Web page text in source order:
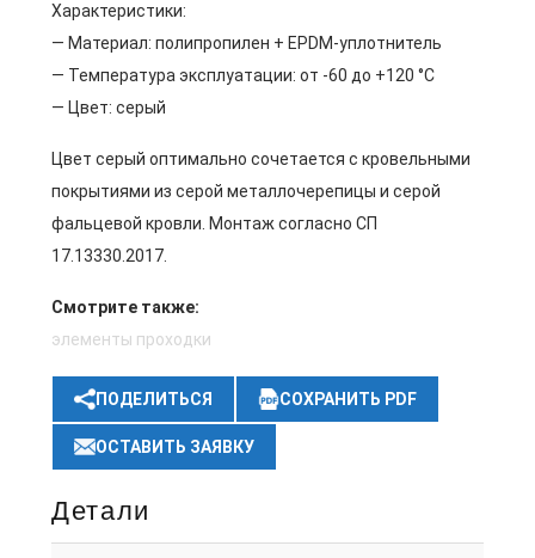
Характеристики:
— Материал: полипропилен + EPDM-уплотнитель
— Температура эксплуатации: от -60 до +120 °C
— Цвет: серый
Цвет серый оптимально сочетается с кровельными
покрытиями из серой металлочерепицы и серой
фальцевой кровли. Монтаж согласно СП
17.13330.2017.
Смотрите также:
элементы проходки
ПОДЕЛИТЬСЯ СОХРАНИТЬ PDF
ОСТАВИТЬ ЗАЯВКУ
Детали